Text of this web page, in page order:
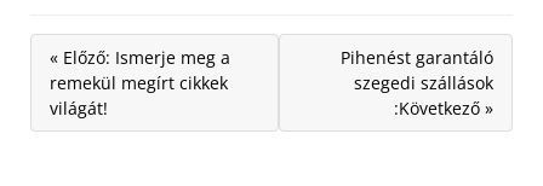
« Előző: Ismerje meg a
remekül megírt cikkek
világát!
Pihenést garantáló
szegedi szállások
:Következő »